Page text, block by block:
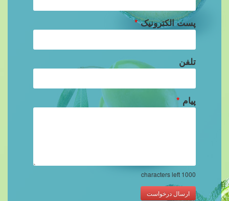
پست الکترونیک*
تلفن
پیام *
1000
ارسال درخواست